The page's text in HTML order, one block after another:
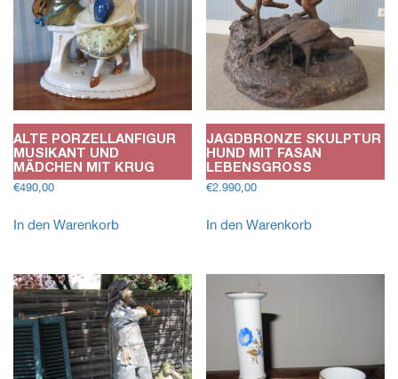
ALTE PORZELLANFIGUR
MUSIKANT UND
MÄDCHEN MIT KRUG
€490,00
In den Warenkorb
JAGDBRONZE SKULPTUR
HUND MIT FASAN
LEBENSGROSS
€2.990,00
In den Warenkorb